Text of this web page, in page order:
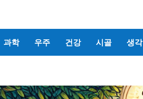
과학 우주 건강 시골 생각